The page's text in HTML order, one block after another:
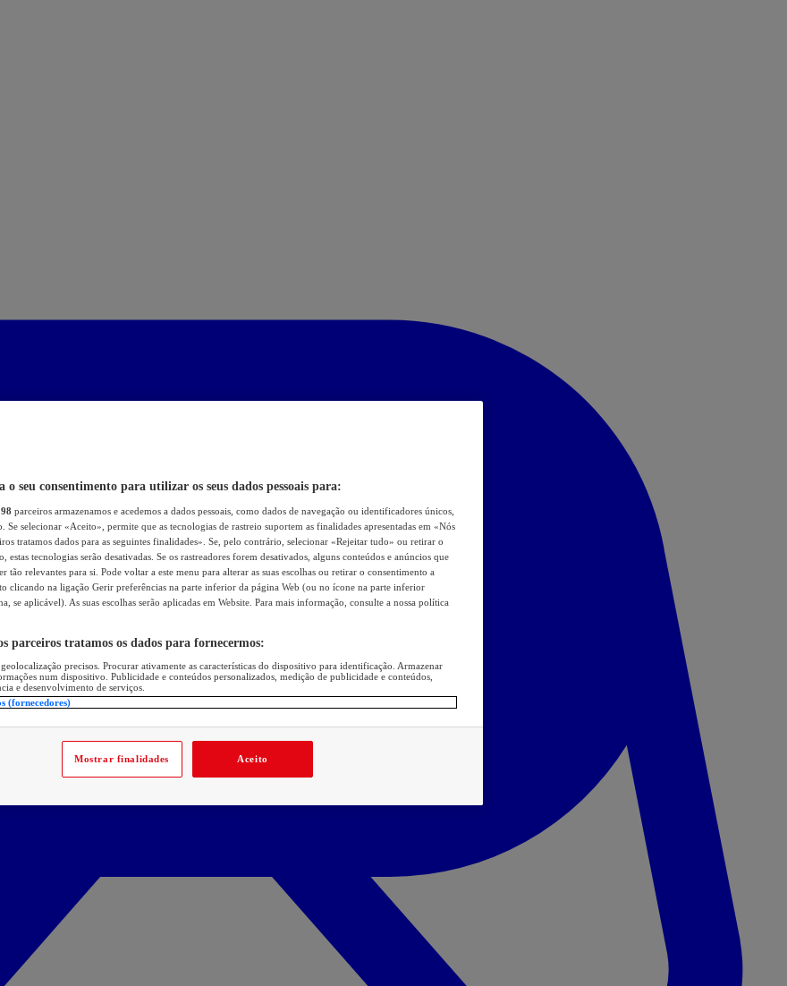
o seu consentimento para utilizar os seus dados pessoais para:
parceiros armazenamos e acedemos a dados pessoais, como dados de navegação ou identificadores únicos,
Se selecionar «Aceito», permite que as tecnologias de rastreio suportem as finalidades apresentadas em «Nós
tratamos dados para as seguintes finalidades». Se, pelo contrário, selecionar «Rejeitar tudo» ou retirar o
estas tecnologias serão desativadas. Se os rastreadores forem desativados, alguns conteúdos e anúncios que
tão relevantes para si. Pode voltar a este menu para alterar as suas escolhas ou retirar o consentimento a
clicando na ligação Gerir preferências na parte inferior da página Web (ou no ícone na parte inferior
se aplicável). As suas escolhas serão aplicadas em Website. Para mais informação, consulte a nossa política
parceiros tratamos os dados para fornecermos:
precisos. Procurar ativamente as características do dispositivo para identificação. Armazenar
num dispositivo. Publicidade e conteúdos personalizados, medição de publicidade e conteúdos,
e desenvolvimento de serviços.
(fornecedores)
Mostrar finalidades Aceito